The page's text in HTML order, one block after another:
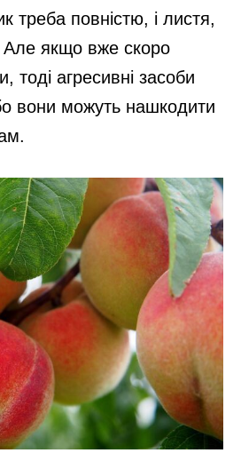
треба повністю, і листя,
Але якщо вже скоро
тоді агресивні засоби
вони можуть нашкодити